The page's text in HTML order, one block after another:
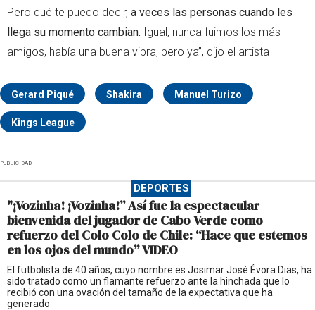
Pero qué te puedo decir, a veces las personas cuando les
llega su momento cambian. Igual, nunca fuimos los más
amigos, había una buena vibra, pero ya”, dijo el artista
Gerard Piqué Shakira Manuel Turizo
Kings League
PUBLICIDAD
DEPORTES
"¡Vozinha! ¡Vozinha!” Así fue la espectacular
bienvenida del jugador de Cabo Verde como
refuerzo del Colo Colo de Chile: “Hace que estemos
en los ojos del mundo” VIDEO
El futbolista de 40 años, cuyo nombre es Josimar José Évora Dias, ha
sido tratado como un flamante refuerzo ante la hinchada que lo
recibió con una ovación del tamaño de la expectativa que ha
generado